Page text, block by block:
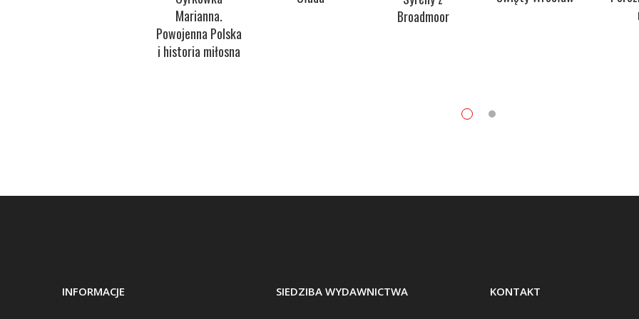
Marianna.
Powojenna Polska
i historia miłosna
Broadmoor
INFORMACJE SIEDZIBA WYDAWNICTWA KONTAKT